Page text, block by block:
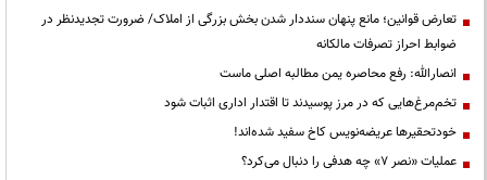
تعارض قوانین؛ مانع پنهان سنددار شدن بخش بزرگی از املاک/ ضرورت تجدیدنظر در
ضوابط احراز تصرفات مالکانه
انصارالله: رفع محاصره یمن مطالبه اصلی ماست
تخم‌مرغ‌هایی که در مرز پوسیدند تا اقتدار اداری اثبات شود
خودتحقیرها عریضه‌نویس کاخ سفید شده‌اند!
عملیات «نصر ۷» چه هدفی را دنبال می‌کرد؟